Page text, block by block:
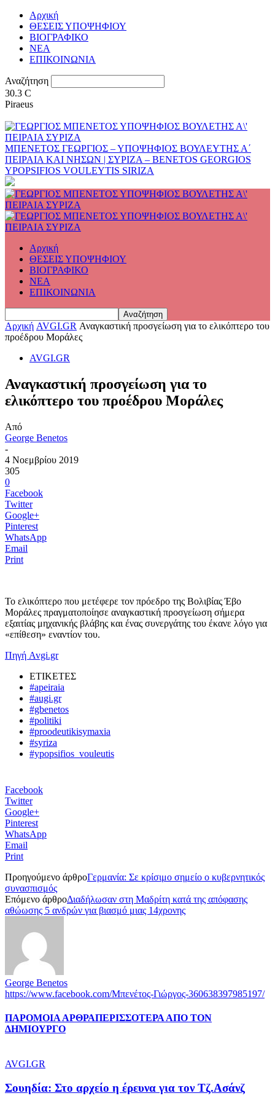
Αρχική
ΘΕΣΕΙΣ ΥΠΟΨΗΦΙΟΥ
ΒΙΟΓΡΑΦΙΚΟ
ΝΕΑ
ΕΠΙΚΟΙΝΩΝΙΑ
Αναζήτηση
30.3 C
Piraeus
ΜΠΕΝΕΤΟΣ ΓΕΩΡΓΙΟΣ – ΥΠΟΨΗΦΙΟΣ ΒΟΥΛΕΥΤΗΣ Α΄
ΠΕΙΡΑΙΑ ΚΑΙ ΝΗΣΩΝ | ΣΥΡΙΖΑ – BENETOS GEORGIOS
YPOPSIFIOS VOULEYTIS SIRIZA
Αρχική
ΘΕΣΕΙΣ ΥΠΟΨΗΦΙΟΥ
ΒΙΟΓΡΑΦΙΚΟ
ΝΕΑ
ΕΠΙΚΟΙΝΩΝΙΑ
Αρχική AVGI.GR Αναγκαστική προσγείωση για το ελικόπτερο του
προέδρου Μοράλες
AVGI.GR
Αναγκαστική προσγείωση για το
ελικόπτερο του προέδρου Μοράλες
Από
George Benetos
-
4 Νοεμβρίου 2019
305
0
Facebook
Twitter
Google+
Pinterest
WhatsApp
Email
Print
Το ελικόπτερο που μετέφερε τον πρόεδρο της Βολιβίας Έβο
Μοράλες πραγματοποίησε αναγκαστική προσγείωση σήμερα
εξαιτίας μηχανικής βλάβης και ένας συνεργάτης του έκανε λόγο για
«επίθεση» εναντίον του.
Πηγή Avgi.gr
ΕΤΙΚΕΤΕΣ
#apeiraia
#augi.gr
#gbenetos
#politiki
#proodeutikisymaxia
#syriza
#ypopsifios_vouleutis
Facebook
Twitter
Google+
Pinterest
WhatsApp
Email
Print
Προηγούμενο άρθροΓερμανία: Σε κρίσιμο σημείο ο κυβερνητικός
συνασπισμός
Επόμενο άρθροΔιαδήλωσαν στη Μαδρίτη κατά της απόφασης
αθώωσης 5 ανδρών για βιασμό μιας 14χρονης
George Benetos
https://www.facebook.com/Μπενέτος-Γιώργος-360638397985197/
ΠΑΡΟΜΟΙΑ ΑΡΘΡΑΠΕΡΙΣΣΟΤΕΡΑ ΑΠΟ ΤΟΝ
ΔΗΜΙΟΥΡΓΟ
AVGI.GR
Σουηδία: Στο αρχείο η έρευνα για τον Τζ.Ασάνζ